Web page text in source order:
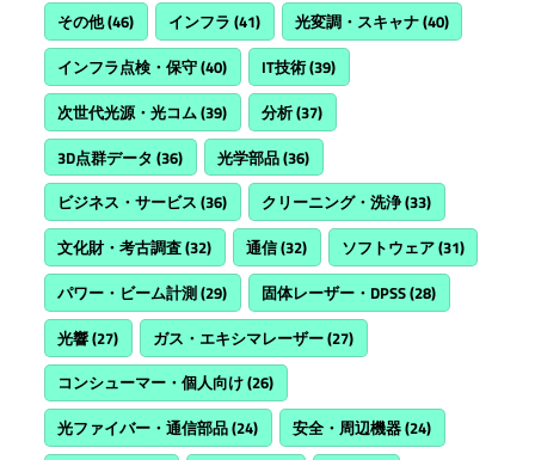
その他(46) インフラ (41) 光変調・スキャナ(40)
インフラ点検・保守(40) IT技術(39)
次世代光源・光コム(39) 分析(37)
3D点群データ (36) 光学部品(36)
ビジネス・サービス (36) クリーニング・洗浄(33)
文化財・考古調査(32) 通信(32) ソフトウェア(31)
パワー・ビーム計測(29) 固体レーザー・DPSS(28)
光響(27) ガス・エキシマレーザー(27)
コンシューマー・個人向け(26)
光ファイバー・通信部品(24) 安全・周辺機器(24)